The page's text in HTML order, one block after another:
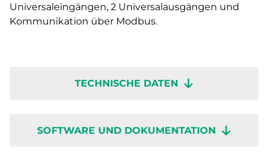
Universaleingängen, 2 Universalausgängen und
Kommunikation über Modbus.
TECHNISCHE DATEN
SOFTWARE UND DOKUMENTATION